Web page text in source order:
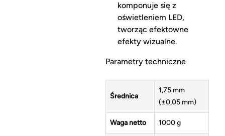
komponuje się z
oświetleniem LED,
tworząc efektowne
efekty wizualne.
Parametry techniczne
Średnica
1,75 mm
(±0,05 mm)
Waga netto 1000 g